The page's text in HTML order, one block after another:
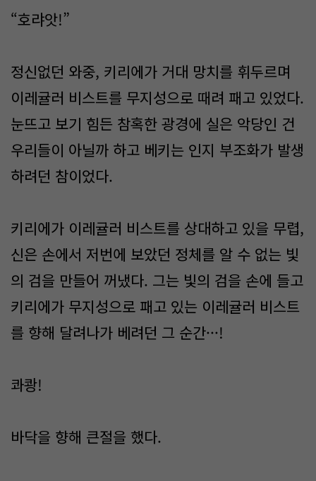
“호랴앗!”
정신없던 와중, 키리에가 거대 망치를 휘두르며
이레귤러 비스트를 무지성으로 때려 패고 있었다.
눈뜨고 보기 힘든 참혹한 광경에 실은 악당인 건
우리들이 아닐까 하고 베키는 인지 부조화가 발생
하려던 참이었다.
키리에가 이레귤러 비스트를 상대하고 있을 무렵,
신은 손에서 저번에 보았던 정체를 알 수 없는 빛
의 검을 만들어 꺼냈다. 그는 빛의 검을 손에 들고
키리에가 무지성으로 패고 있는 이레귤러 비스트
를 향해 달려나가 베려던 그 순간···!
콰쾅!
바닥을 향해 큰절을 했다.